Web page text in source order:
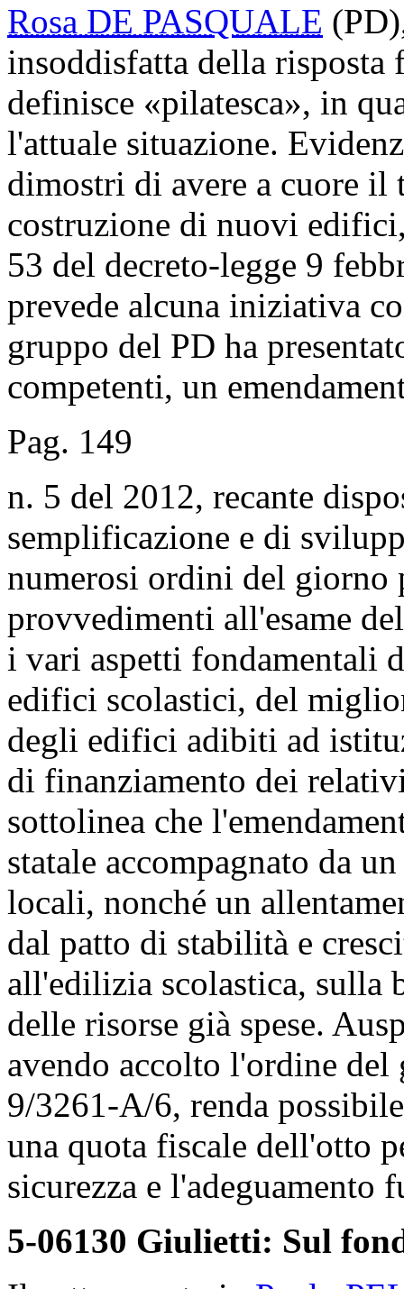
Rosa DE PASQUALE
insoddisfatta della risposta
definisce «pilatesca», in
l'attuale situazione.
dimostri di avere a cuore il
costruzione di nuovi
53 del decreto-legge 9
prevede alcuna iniziativa
gruppo del PD ha
competenti, un
Pag. 149
n. 5 del 2012, recante
semplificazione e di
numerosi ordini del giorno
provvedimenti all'esame
i vari aspetti fondamentali
edifici scolastici, del
degli edifici adibiti ad
di finanziamento dei
sottolinea che
statale accompagnato da
locali, nonché un
dal patto di stabilità e
all'edilizia scolastica, sulla
delle risorse già spese.
avendo accolto l'ordine
9/3261-A/6, renda
una quota fiscale dell'otto
sicurezza e
5-06130 Giulietti: Sul